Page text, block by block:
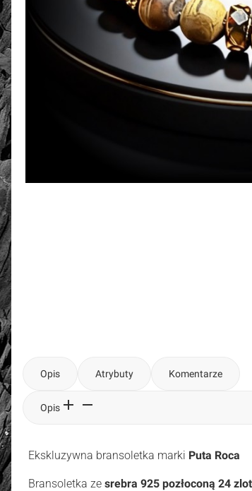
Opis Atrybuty Komentarze
Opis
Ekskluzywna bransoletka marki Puta Roca
Bransoletka ze srebra 925 pozłoconą 24